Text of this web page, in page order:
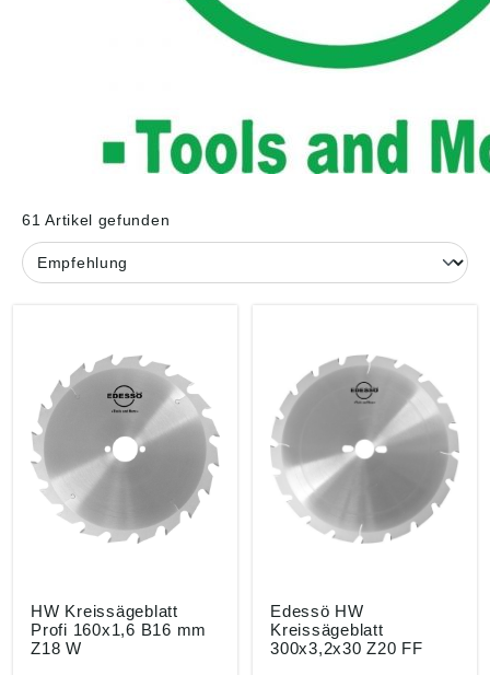
61 Artikel gefunden
HW Kreissägeblatt
Profi 160x1,6 B16 mm
Z18 W
Edessö HW
Kreissägeblatt
300x3,2x30 Z20 FF